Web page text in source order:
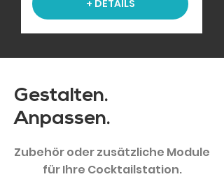
+ DETAILS
Gestalten.
Anpassen.
Zubehör oder zusätzliche Module
für Ihre Cocktailstation.